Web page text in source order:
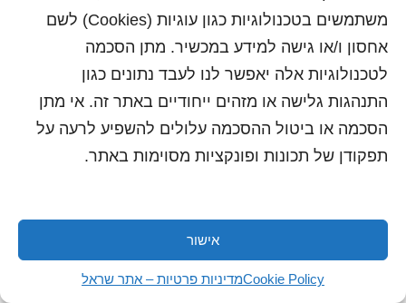
משתמשים בטכנולוגיות כגון עוגיות (Cookies) לשם
אחסון ו/או גישה למידע במכשיר. מתן הסכמה
לטכנולוגיות אלה יאפשר לנו לעבד נתונים כגון
התנהגות גלישה או מזהים ייחודיים באתר זה. אי מתן
הסכמה או ביטול ההסכמה עלולים להשפיע לרעה על
תפקודן של תכונות ופונקציות מסוימות באתר.
אישור
Cookie Policyמדיניות פרטיות – אתר שראל
כל הזכויות שמורות לשראל 2018 | עיצוב ותכנות: סטודיו
"היוצרים"